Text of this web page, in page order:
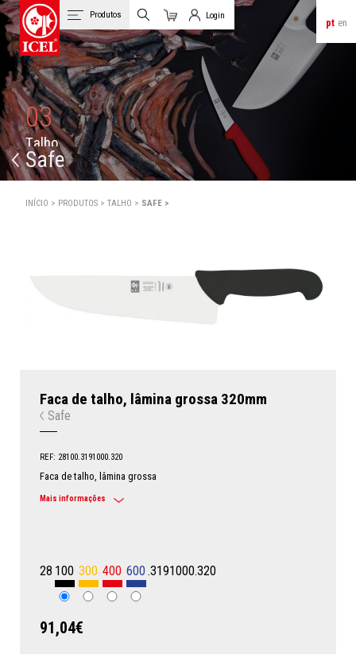
pt en
Produtos
Carrinho
Login
Login de Clientes
03
Talho
Safe
INÍCIO > PRODUTOS >TALHO > SAFE >
Faca de talho, lâmina grossa 320mm
Safe
REF: 28100.3191000.320
Faca de talho, lâmina grossa
Mais informações
28 100 300 400 600 .3191000.320
91,04€